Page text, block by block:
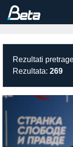
Rezultati
Rezultata: 269